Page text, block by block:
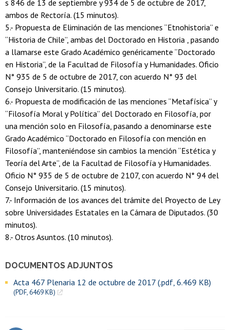
DOCUMENTOS ADJUNTOS
Acta 467 Plenaria 12 de octubre de 2017 (.pdf, 6.469 KB)
(PDF, 6469 KB)
s 846 de 13 de septiembre y 934 de 5 de octubre de 2017,
ambos de Rectoría. (15 minutos).
5.- Propuesta de Eliminación de las menciones “Etnohistoria” e
“Historia de Chile”, ambas del Doctorado en Historia , pasando
a llamarse este Grado Académico genéricamente “Doctorado
en Historia”, de la Facultad de Filosofía y Humanidades. Oficio
N° 935 de 5 de octubre de 2017, con acuerdo N° 93 del
Consejo Universitario. (15 minutos).
6.- Propuesta de modificación de las menciones “Metafísica” y
“Filosofía Moral y Política” del Doctorado en Filosofía, por
una mención solo en Filosofía, pasando a denominarse este
Grado Académico “Doctorado en Filosofía con mención en
Filosofía”, manteniéndose sin cambios la mención “Estética y
Teoría del Arte”, de la Facultad de Filosofía y Humanidades.
Oficio N° 935 de 5 de octubre de 2107, con acuerdo N° 94 del
Consejo Universitario. (15 minutos).
7.- Información de los avances del trámite del Proyecto de Ley
sobre Universidades Estatales en la Cámara de Diputados. (30
minutos).
8.- Otros Asuntos. (10 minutos).